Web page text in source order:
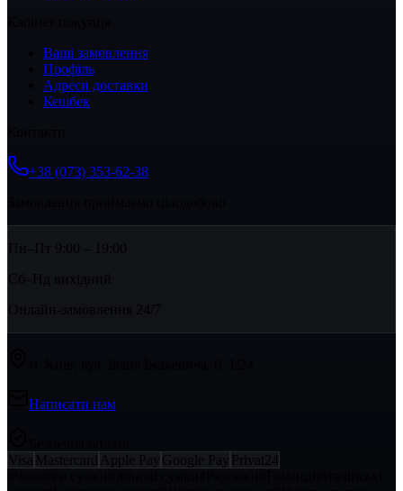
Ваші замовлення
Профіль
Адреси доставки
Кешбек
+38 (073) 353-62-38
Пн–Пт 9:00 – 19:00
Сб–Нд вихідний
Написати нам
Visa Mastercard Apple Pay Google Pay Privat24